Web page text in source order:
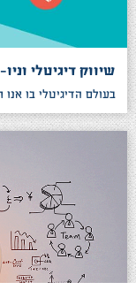
שיווק דיגיטלי
בעולם הדיגיטלי בו